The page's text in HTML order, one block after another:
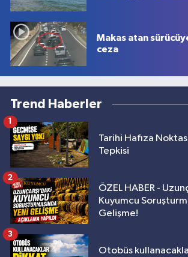
Makas atan
ceza
Trend Haberler
Tarihi Hafıza
Tepkisi
1
ÖZEL HABER -
Kuyumcu
Gelişme!
2
Otobüs
3